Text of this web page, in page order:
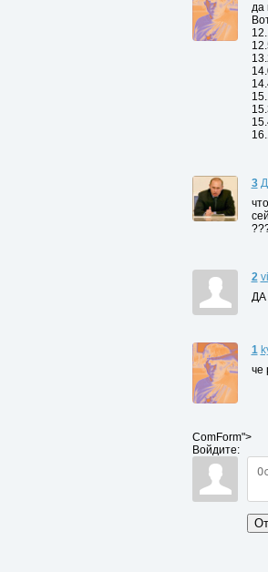
да
3
2
ДА
1
че
ComForm">
Войдите: